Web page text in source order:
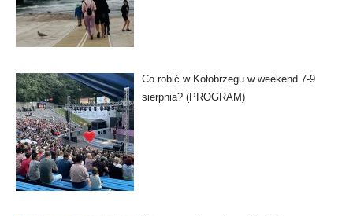
Co robić w Kołobrzegu w weekend 7-9
sierpnia? (PROGRAM)